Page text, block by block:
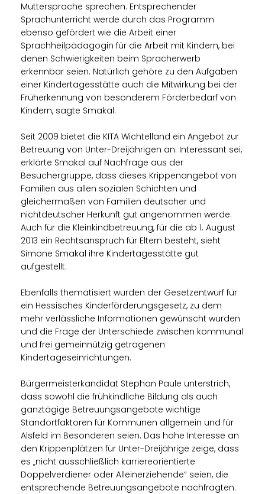
Muttersprache sprechen. Entsprechender
Sprachunterricht werde durch das Programm
ebenso gefördert wie die Arbeit einer
Sprachheilpädagogin für die Arbeit mit Kindern, bei
denen Schwierigkeiten beim Spracherwerb
erkennbar seien. Natürlich gehöre zu den Aufgaben
einer Kindertagesstätte auch die Mitwirkung bei der
Früherkennung von besonderem Förderbedarf von
Kindern, sagte Smakal.
Seit 2009 bietet die KITA Wichtelland ein Angebot zur
Betreuung von Unter-Dreijährigen an. Interessant sei,
erklärte Smakal auf Nachfrage aus der
Besuchergruppe, dass dieses Krippenangebot von
Familien aus allen sozialen Schichten und
gleichermaßen von Familien deutscher und
nichtdeutscher Herkunft gut angenommen werde.
Auch für die Kleinkindbetreuung, für die ab 1. August
2013 ein Rechtsanspruch für Eltern besteht, sieht
Simone Smakal ihre Kindertagesstätte gut
aufgestellt.
Ebenfalls thematisiert wurden der Gesetzentwurf für
ein Hessisches Kinderförderungsgesetz, zu dem
mehr verlässliche Informationen gewünscht wurden
und die Frage der Unterschiede zwischen kommunal
und frei gemeinnützig getragenen
Kindertageseinrichtungen.
Bürgermeisterkandidat Stephan Paule unterstrich,
dass sowohl die frühkindliche Bildung als auch
ganztägige Betreuungsangebote wichtige
Standortfaktoren für Kommunen allgemein und für
Alsfeld im Besonderen seien. Das hohe Interesse an
den Krippenplätzen für Unter-Dreijährige zeige, dass
es „nicht ausschließlich karriereorientierte
Doppelverdiener oder Alleinerziehende“ seien, die
entsprechende Betreuungsangebote nachfragten.